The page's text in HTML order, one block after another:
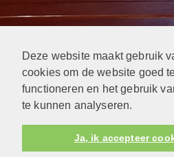
Deze website maakt gebruik
cookies om de website goed
functioneren en het gebruik
te kunnen analyseren.
Ja, ik accepteer
Protestantsekerk.net is een
dienstenorganisatie van de
enHuman Content